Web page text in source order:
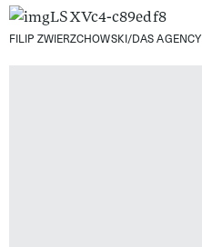
FILIP ZWIERZCHOWSKI/DAS AGENCY